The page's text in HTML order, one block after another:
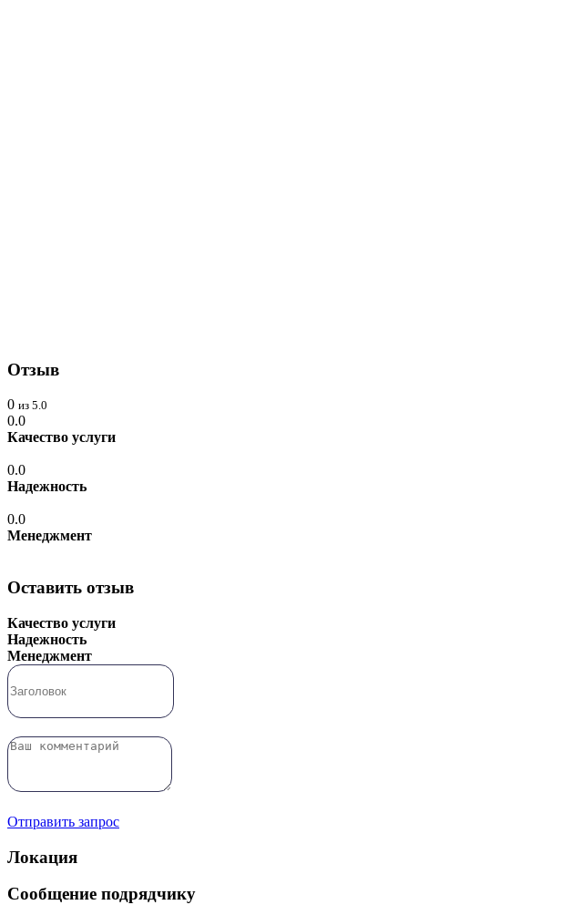
Отзыв
0 из 5.0
0.0
Качество услуги
0.0
Надежность
0.0
Менеджмент
Оставить отзыв
Качество услуги
Надежность
Менеджмент
Отправить запрос
Локация
Сообщение подрядчику